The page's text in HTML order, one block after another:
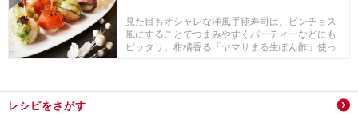
見た目もオシャレな洋風手毬寿司は、ピンチョス
風にすることでつまみやすくパーティーなどにも
ピッタリ。柑橘香る「ヤマサまる生ぽん酢」使っ
レシピをさがす